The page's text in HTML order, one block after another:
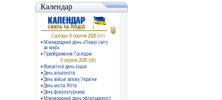
Календар